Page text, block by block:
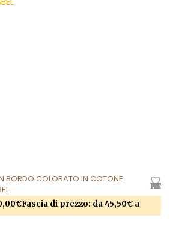
AGGIUNGI ALLA LISTA DEI DESIDERI
BORDO COLORATO IN COTONE
€Fascia di prezzo: da 45,50€ a